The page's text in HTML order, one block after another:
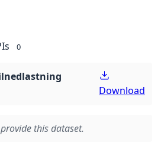
0
Download
this dataset.